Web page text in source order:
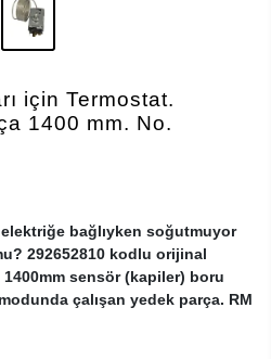
için Termostat.
1400 mm. No.
elektriğe bağlıyken soğutmuyor
292652810 kodlu orijinal
sensör (kapiler) boru
çalışan yedek parça. RM